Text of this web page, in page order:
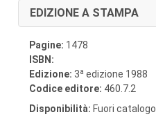
EDIZIONE A STAMPA
Pagine: 1478
ISBN:
Edizione: 3a edizione 1988
Codice editore: 460.7.2
Disponibilità: Fuori catalogo